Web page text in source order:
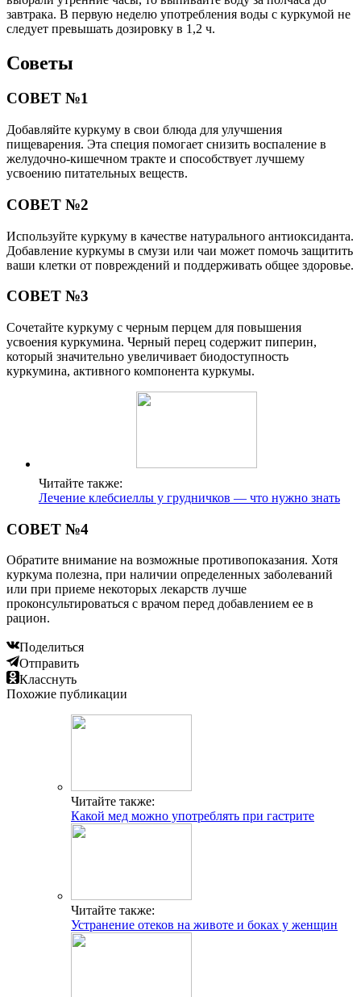
завтрака. В первую неделю употребления воды с куркумой не
следует превышать дозировку в 1,2 ч.
Советы
СОВЕТ №1
Добавляйте куркуму в свои блюда для улучшения
пищеварения. Эта специя помогает снизить воспаление в
желудочно-кишечном тракте и способствует лучшему
усвоению питательных веществ.
СОВЕТ №2
Используйте куркуму в качестве натурального антиоксиданта.
Добавление куркумы в смузи или чаи может помочь защитить
ваши клетки от повреждений и поддерживать общее здоровье.
СОВЕТ №3
Сочетайте куркуму с черным перцем для повышения
усвоения куркумина. Черный перец содержит пиперин,
который значительно увеличивает биодоступность
куркумина, активного компонента куркумы.
Читайте также:
Лечение клебсиеллы у грудничков — что нужно знать
СОВЕТ №4
Обратите внимание на возможные противопоказания. Хотя
куркума полезна, при наличии определенных заболеваний
или при приеме некоторых лекарств лучше
проконсультироваться с врачом перед добавлением ее в
рацион.
Поделиться
Отправить
Класснуть
Похожие публикации
Читайте также:
Какой мед можно употреблять при гастрите
Читайте также:
Устранение отеков на животе и боках у женщин